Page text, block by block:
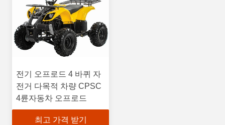
전기 오프로드 4 바퀴 자
전거 다목적 차량 CPSC
4륜자동차 오프로드
최고 가격 받기